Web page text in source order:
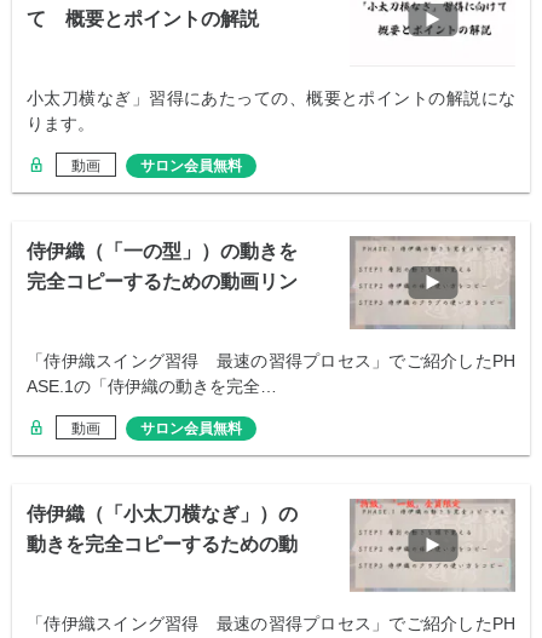
て 概要とポイントの解説
小太刀横なぎ」習得にあたっての、概要とポイントの解説にな
ります。
動画 サロン会員無料
侍伊織（「一の型」）の動きを
完全コピーするための動画リン
「侍伊織スイング習得 最速の習得プロセス」でご紹介したPH
ASE.1の「侍伊織の動きを完全…
動画 サロン会員無料
侍伊織（「小太刀横なぎ」）の
動きを完全コピーするための動
「侍伊織スイング習得 最速の習得プロセス」でご紹介したPH